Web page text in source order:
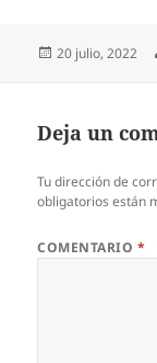
Publicado
20 julio, 2022
Deja un
Tu dirección de
obligatorios están
COMENTARIO *